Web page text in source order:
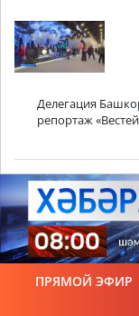
Делегация
репортаж
ПРЯМОЙ ЭФИР